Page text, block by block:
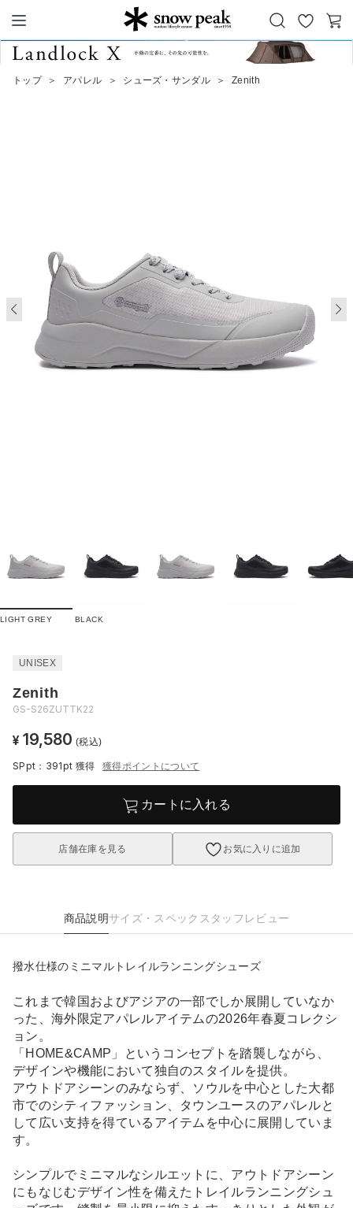
Snow Peak
お
気
カ
トップ ＞ アパレル ＞ シューズ・サンダル ＞ Zenith
LIGHT GREY BLACK
UNISEX
Zenith
GS-S26ZUTTK22
¥ 19,580 (税込)
SPpt：391pt 獲得 獲得ポイントについて
カートに入れる
店舗在庫を見る お気に入りに追加
商品説明サイズ・スペック スタッフレビュー
撥水仕様のミニマルトレイルランニングシューズ
これまで韓国およびアジアの一部でしか展開していなか
った、海外限定アパレルアイテムの2026年春夏コレクシ
ョン。
「HOME&CAMP」というコンセプトを踏襲しながら、
デザインや機能において独自のスタイルを提供。
アウトドアシーンのみならず、ソウルを中心とした大都
市でのシティファッション、タウンユースのアパレルと
して広い支持を得ているアイテムを中心に展開していま
す。
シンプルでミニマルなシルエットに、アウトドアシーン
にもなじむデザイン性を備えたトレイルランニングシュ